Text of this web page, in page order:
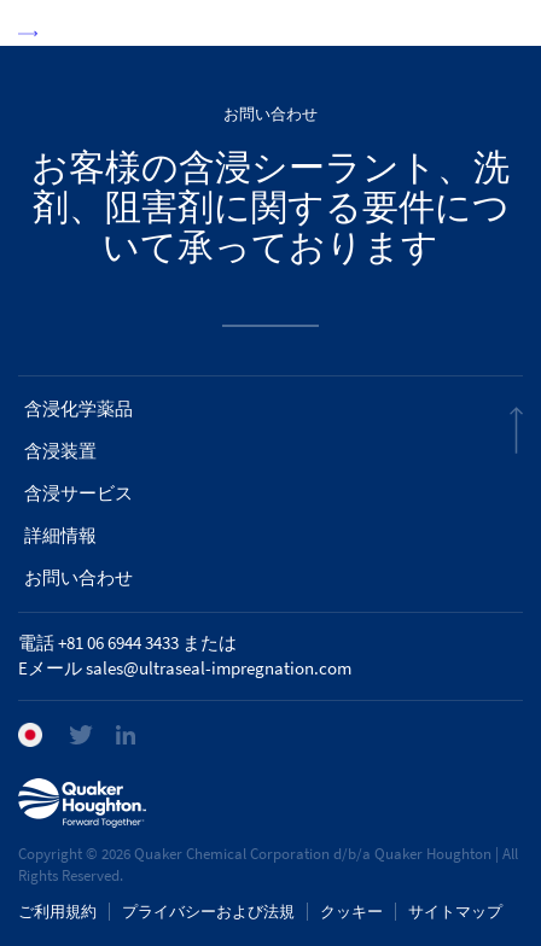
お問い合わせ
お客様の含浸シーラント、洗
剤、阻害剤に関する要件につ
いて承っております
含浸化学薬品
含浸装置
含浸サービス
詳細情報
お問い合わせ
電話 +81 06 6944 3433 または
Eメールsales@ultraseal-impregnation.com
Copyright © 2026 Quaker Chemical Corporation d/b/a Quaker Houghton | All
Rights Reserved.
ご利用規約
プライバシーおよび法規 クッキー サイトマップ